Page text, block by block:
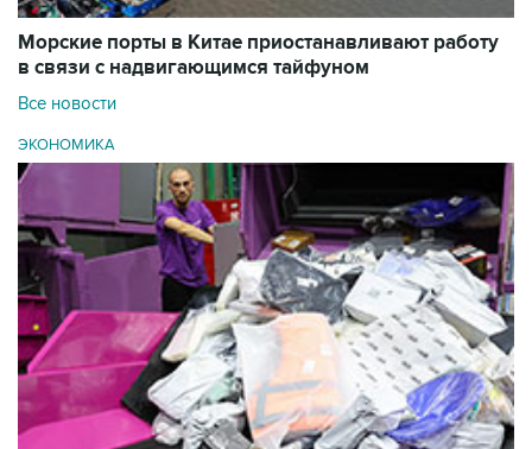
Морские порты в Китае приостанавливают работу
в связи с надвигающимся тайфуном
Все новости
ЭКОНОМИКА